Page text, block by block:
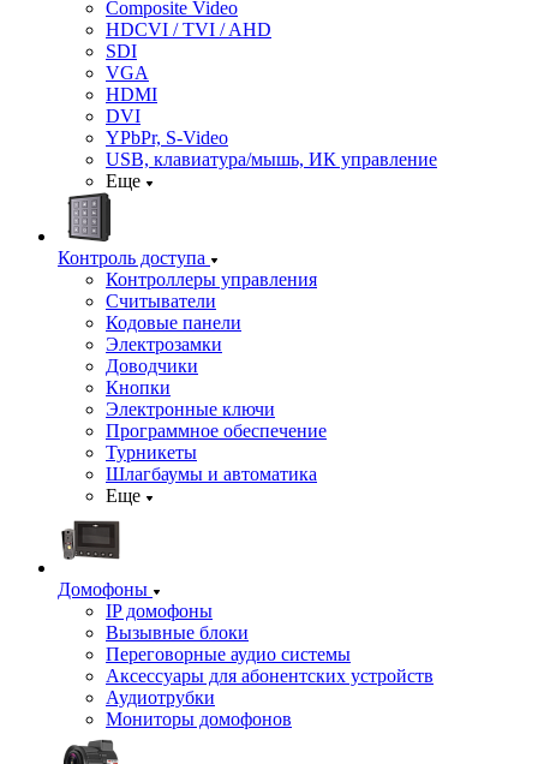
Composite Video
HDCVI / TVI / AHD
SDI
VGA
HDMI
DVI
YPbPr, S-Video
USB, клавиатура/мышь, ИК управление
Еще
Контроль доступа
Контроллеры управления
Считыватели
Кодовые панели
Электрозамки
Доводчики
Кнопки
Электронные ключи
Программное обеспечение
Турникеты
Шлагбаумы и автоматика
Еще
Домофоны
IP домофоны
Вызывные блоки
Переговорные аудио системы
Аксессуары для абонентских устройств
Аудиотрубки
Мониторы домофонов